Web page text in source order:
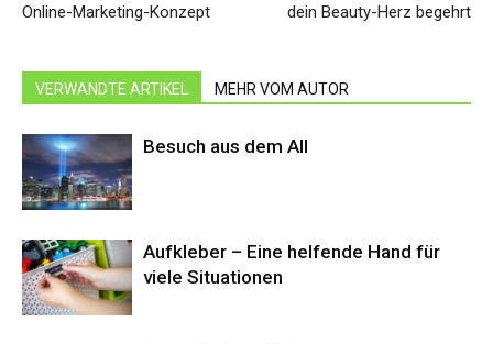
Online-Marketing-Konzept dein Beauty-Herz begehrt
VERWANDTE ARTIKEL MEHR VOM AUTOR
Besuch aus dem All
Aufkleber – Eine helfende Hand für
viele Situationen